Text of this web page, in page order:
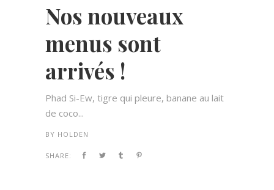
Nos nouveaux
menus sont
arrivés !
Phad Si-Ew, tigre qui pleure, banane au lait
de coco...
BY HOLDEN
SHARE: